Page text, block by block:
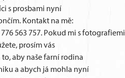
s prosbami nyní
Kontakt na mě:
776 563 757. Pokud mi s fotografiemi
prosím vás
aby naše farní rodina
a abych já mohla nyní